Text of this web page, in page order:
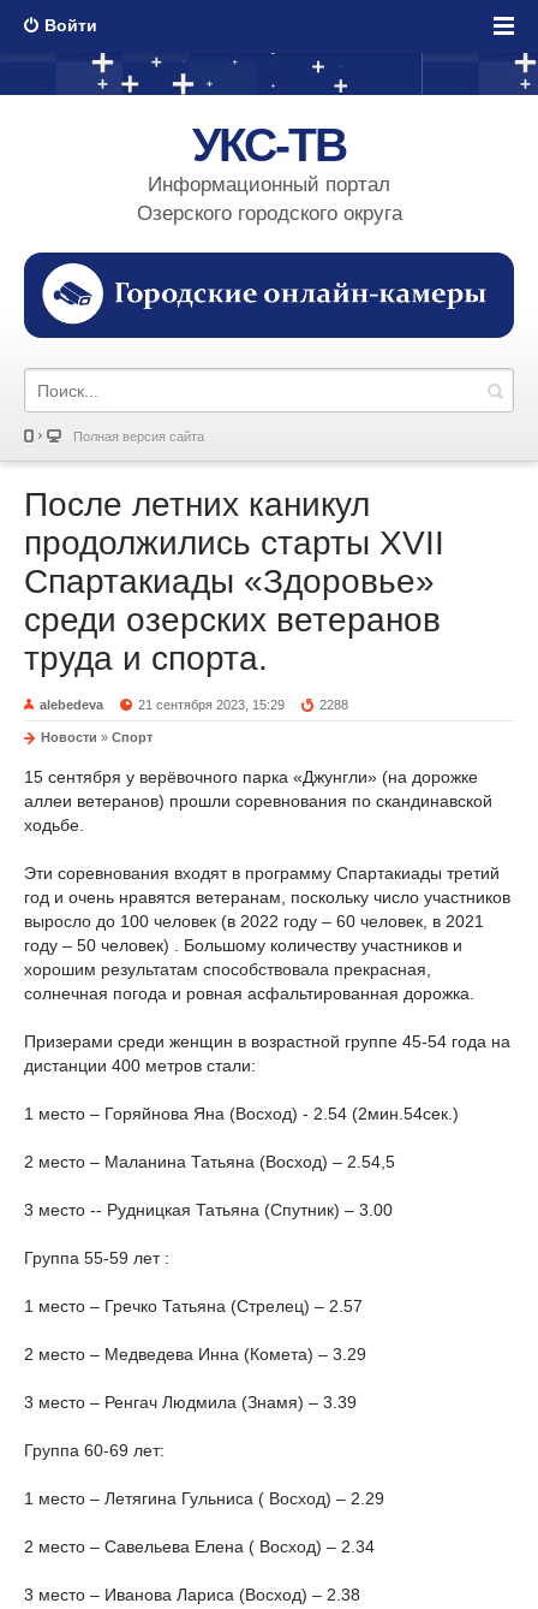
Войти
УКС-ТВ
Информационный портал
Озерского городского округа
Полная версия сайта
После летних каникул
продолжились старты XVII
Спартакиады «Здоровье»
среди озерских ветеранов
труда и спорта.
alebedeva 21 сентября 2023, 15:29 2288
Новости » Спорт
15 сентября у верёвочного парка «Джунгли» (на дорожке
аллеи ветеранов) прошли соревнования по скандинавской
ходьбе.
Эти соревнования входят в программу Спартакиады третий
год и очень нравятся ветеранам, поскольку число участников
выросло до 100 человек (в 2022 году – 60 человек, в 2021
году – 50 человек) . Большому количеству участников и
хорошим результатам способствовала прекрасная,
солнечная погода и ровная асфальтированная дорожка.
Призерами среди женщин в возрастной группе 45-54 года на
дистанции 400 метров стали:
1 место – Горяйнова Яна (Восход) - 2.54 (2мин.54сек.)
2 место – Маланина Татьяна (Восход) – 2.54,5
3 место -- Рудницкая Татьяна (Спутник) – 3.00
Группа 55-59 лет :
1 место – Гречко Татьяна (Стрелец) – 2.57
2 место – Медведева Инна (Комета) – 3.29
3 место – Ренгач Людмила (Знамя) – 3.39
Группа 60-69 лет:
1 место – Летягина Гульниса ( Восход) – 2.29
2 место – Савельева Елена ( Восход) – 2.34
3 место – Иванова Лариса (Восход) – 2.38